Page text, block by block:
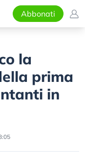
Abbonati
la
prima
in